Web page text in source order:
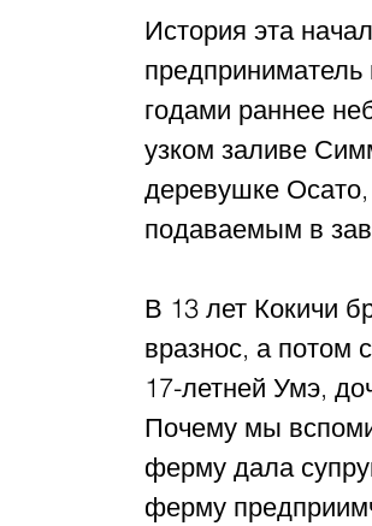
История эта
годами раннее
узком заливе
деревушке
подаваемым в
В 13 лет Кокичи
вразнос, а потом
17-летней Умэ,
Почему мы
ферму дала
ферму